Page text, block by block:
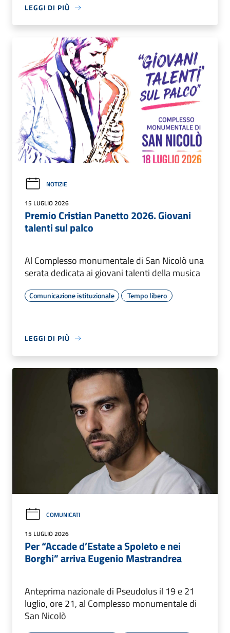
LEGGI DI PIÙ
NOTIZIE
15 LUGLIO 2026
Premio Cristian Panetto 2026. Giovani
talenti sul palco
Al Complesso monumentale di San Nicolò una
serata dedicata ai giovani talenti della musica
Comunicazione istituzionale Tempo libero
LEGGI DI PIÙ
COMUNICATI
15 LUGLIO 2026
Per “Accade d’Estate a Spoleto e nei
Borghi” arriva Eugenio Mastrandrea
Anteprima nazionale di Pseudolus il 19 e 21
luglio, ore 21, al Complesso monumentale di
San Nicolò